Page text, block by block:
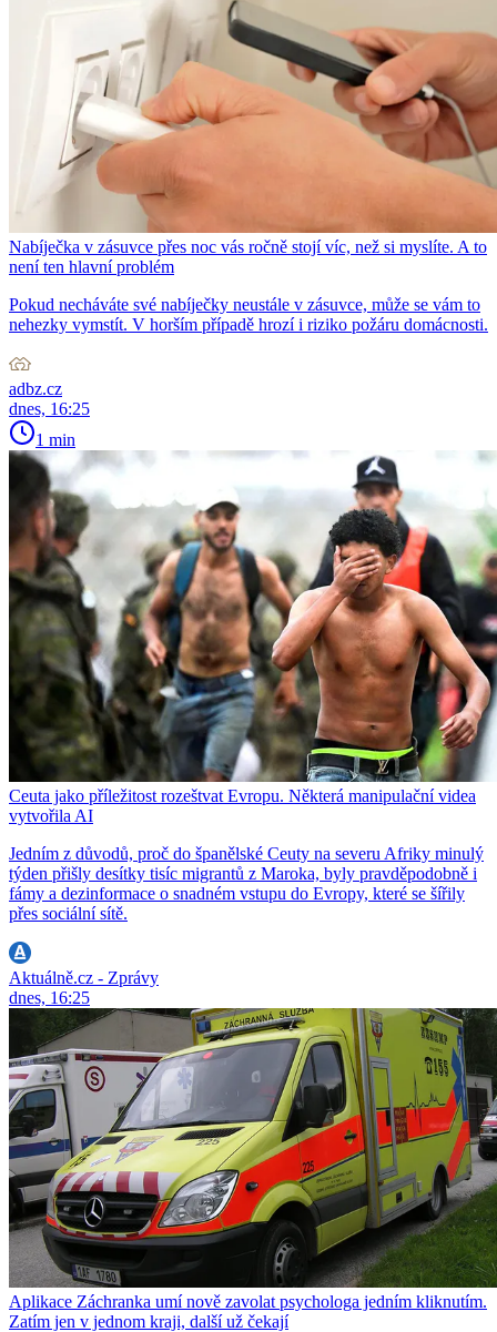
Nabíječka v zásuvce přes noc vás ročně stojí víc, než si myslíte. A to
není ten hlavní problém
Pokud necháváte své nabíječky neustále v zásuvce, může se vám to
nehezky vymstít. V horším případě hrozí i riziko požáru domácnosti.
adbz.cz
dnes, 16:25
1 min
Ceuta jako příležitost rozeštvat Evropu. Některá manipulační videa
vytvořila AI
Jedním z důvodů, proč do španělské Ceuty na severu Afriky minulý
týden přišly desítky tisíc migrantů z Maroka, byly pravděpodobně i
fámy a dezinformace o snadném vstupu do Evropy, které se šířily
přes sociální sítě.
Aktuálně.cz - Zprávy
dnes, 16:25
Aplikace Záchranka umí nově zavolat psychologa jedním kliknutím.
Zatím jen v jednom kraji, další už čekají